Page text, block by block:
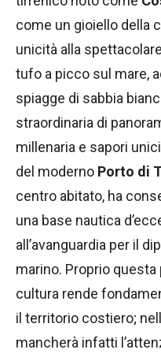
come un gioiello della
unicità alla
tufo a picco sul mare,
spiagge di sabbia
straordinaria di
millenaria e sapori
del moderno Porto di
centro abitato, ha
una base nautica
all’avanguardia per il
marino. Proprio
cultura rende
il territorio costiero;
mancherà infatti